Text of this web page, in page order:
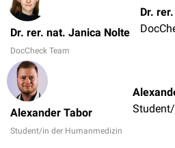
Dr. rer. nat. Janica Nolte
DocCheck Team
Alexander Tabor
Student/in der Humanmedizin